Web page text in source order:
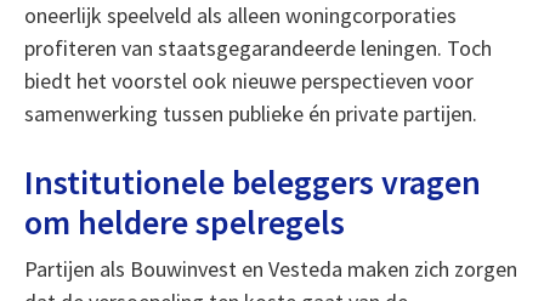
oneerlijk speelveld als alleen woningcorporaties
profiteren van staatsgegarandeerde leningen. Toch
biedt het voorstel ook nieuwe perspectieven voor
samenwerking tussen publieke én private partijen.
Institutionele beleggers vragen
om heldere spelregels
Partijen als Bouwinvest en Vesteda maken zich zorgen